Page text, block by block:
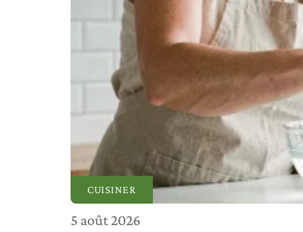
CUISINER
5 août 2026